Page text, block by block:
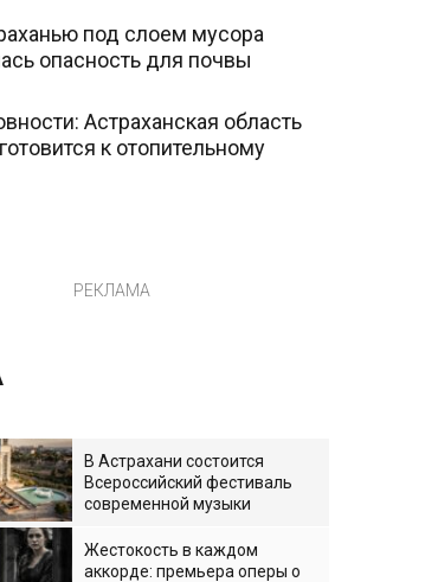
под слоем мусора
опасность для почвы
Астраханская область
к отопительному
РЕКЛАМА
В Астрахани состоится
Всероссийский фестиваль
современной музыки
Жестокость в каждом
аккорде: премьера оперы о